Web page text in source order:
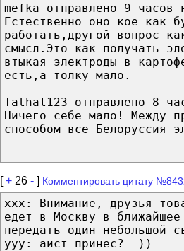
mefka отправлено 9 часов
Естественно оно кое как
работать,другой вопрос
смысл.Это как получать
втыкая электроды в
есть,а толку мало.
Tathal123 отправлено 8
Ничего себе мало! Между
способом все Белоруссия
[+ 26 - ] Комментировать цитату
xxx: Внимание, друзья-
едет в Москву в
передать один небольшой
yyy: аист принес? =))